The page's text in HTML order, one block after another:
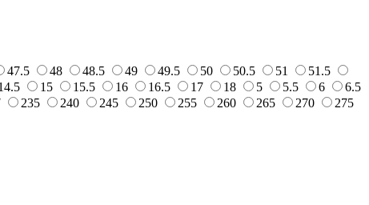
47.5 48 48.5 49 49.5 50 50.5 51
51.5
15 15.5 16 16.5 17 18 5 5.5 6
6.5
235 240 245 250 255 260 265 270
275